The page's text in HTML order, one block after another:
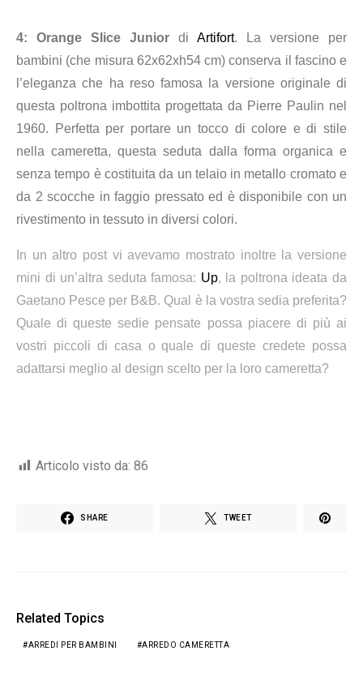
4: Orange Slice Junior di Artifort. La versione per
bambini (che misura 62x62xh54 cm) conserva il fascino e
l’eleganza che ha reso famosa la versione originale di
questa poltrona imbottita progettata da Pierre Paulin nel
1960. Perfetta per portare un tocco di colore e di stile
nella cameretta, questa seduta dalla forma organica e
senza tempo è costituita da un telaio in metallo cromato e
da 2 scocche in faggio pressato ed è disponibile con un
rivestimento in tessuto in diversi colori.
In un altro post vi avevamo mostrato inoltre la versione
mini di un’altra seduta famosa: Up, la poltrona ideata da
Gaetano Pesce per B&B. Qual è la vostra sedia preferita?
Quale di queste sedie pensate possa piacere di più ai
vostri piccoli di casa o quale di queste credete possa
adattarsi meglio al design scelto per la loro cameretta?
Articolo visto da: 86
SHARE TWEET
Related Topics
ARREDI PER BAMBINI ARREDO CAMERETTA